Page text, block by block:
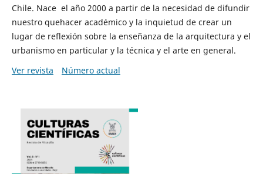
Chile. Nace el año 2000 a partir de la necesidad de difundir
nuestro quehacer académico y la inquietud de crear un
lugar de reflexión sobre la enseñanza de la arquitectura y el
urbanismo en particular y la técnica y el arte en general.
Ver revista
Número actual